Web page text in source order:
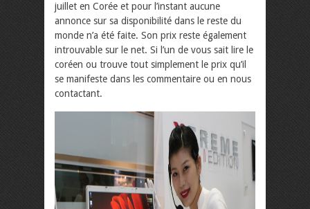
juillet en Corée et pour l’instant aucune
annonce sur sa disponibilité dans le reste du
monde n’a été faite. Son prix reste également
introuvable sur le net. Si l’un de vous sait lire le
coréen ou trouve tout simplement le prix qu’il
se manifeste dans les commentaire ou en nous
contactant.